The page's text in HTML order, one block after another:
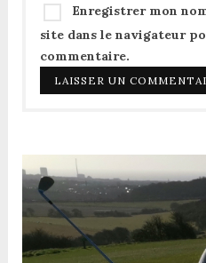
Enregistrer mon
site dans le navigateur
commentaire.